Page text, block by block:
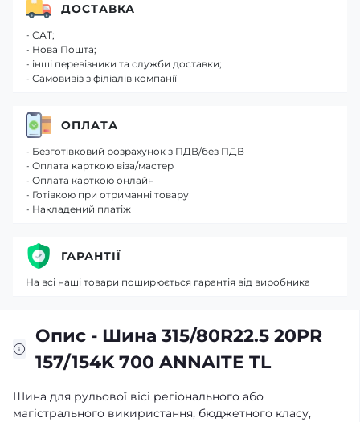
Опис - Шина 315/80R22.5 20PR
157/154K 700 ANNAITE TL
Шина для рульової вісі регіонального або
магістрального викиристання, бюджетного класу,
ДОСТАВКА
- САТ;
- Нова Пошта;
- інші перевізники та служби доставки;
- Самовивіз з філіалів компанії
ОПЛАТА
- Безготівковий розрахунок з ПДВ/без ПДВ
- Оплата карткою віза/мастер
- Оплата карткою онлайн
- Готівкою при отриманні товару
- Накладений платіж
ГАРАНТІЇ
На всі наші товари поширюється гарантія від виробника